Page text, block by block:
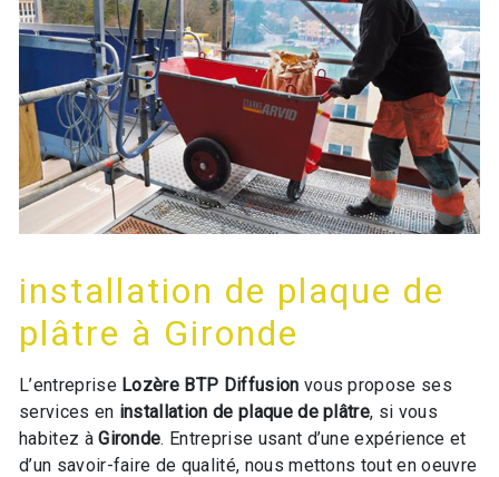
installation de plaque de
plâtre à Gironde
L’entreprise Lozère BTP Diffusion vous propose ses
services en installation de plaque de plâtre, si vous
habitez àGironde. Entreprise usant d’une expérience et
d’un savoir-faire de qualité, nous mettons tout en oeuvre